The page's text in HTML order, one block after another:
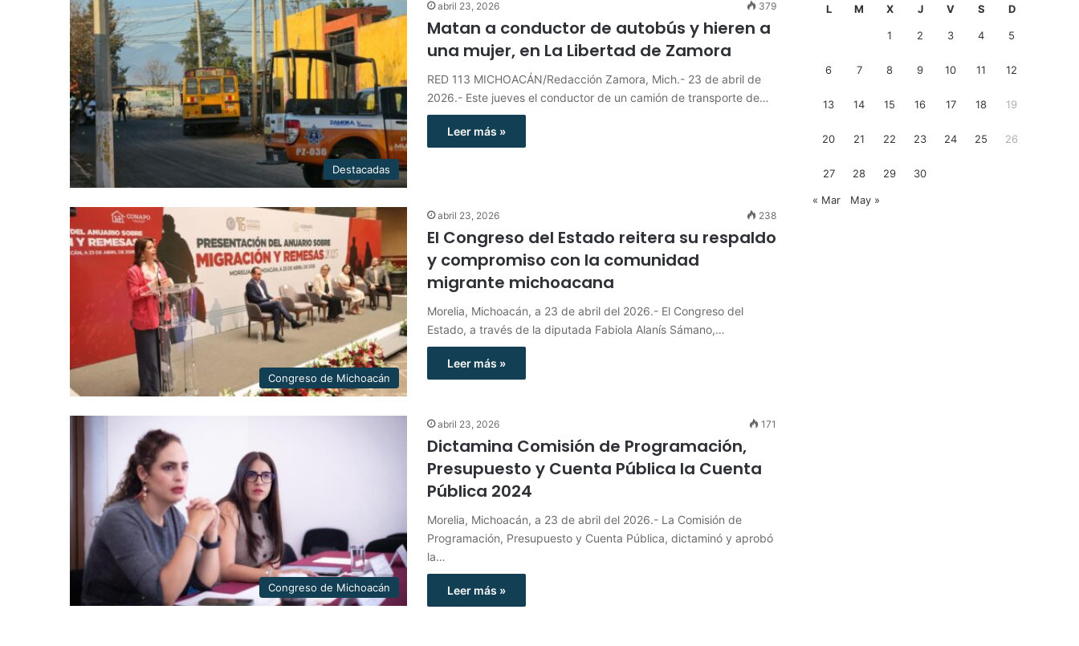
Destacadas
abril 23, 2026 379
Matan a conductor de autobús y hieren a
una mujer, en La Libertad de Zamora
RED 113 MICHOACÁN/Redacción Zamora, Mich.- 23 de abril de
2026.- Este jueves el conductor de un camión de transporte de…
Leer más »
Congreso de Michoacán
abril 23, 2026 238
El Congreso del Estado reitera su respaldo
y compromiso con la comunidad
migrante michoacana
Morelia, Michoacán, a 23 de abril del 2026.- El Congreso del
Estado, a través de la diputada Fabiola Alanís Sámano,…
Leer más »
Congreso de Michoacán
abril 23, 2026 171
Dictamina Comisión de Programación,
Presupuesto y Cuenta Pública la Cuenta
Pública 2024
Morelia, Michoacán, a 23 de abril del 2026.- La Comisión de
Programación, Presupuesto y Cuenta Pública, dictaminó y aprobó
la…
Leer más »
L M X J V S D
1 2 3 4 5
6 7 8 9 10 11 12
13 14 15 16 17 18 19
20 21 22 23 24 25 26
27 28 29 30
« Mar May »